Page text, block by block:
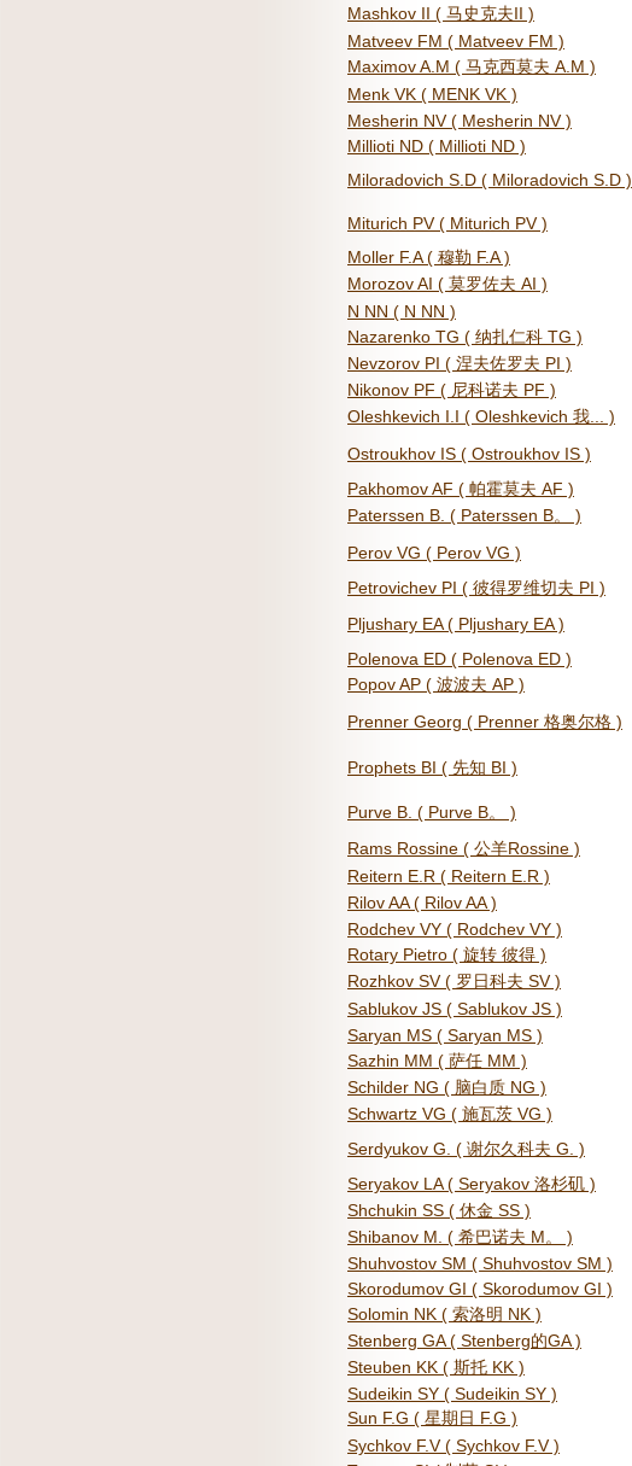
Mashkov II ( 马史克夫II )
Matveev FM ( Matveev FM )
Maximov A.M ( 马克西莫夫 A.M )
Menk VK ( MENK VK )
Mesherin NV ( Mesherin NV )
Millioti ND ( Millioti ND )
Miloradovich S.D ( Miloradovich S.D )
Miturich PV ( Miturich PV )
Moller F.A ( 穆勒 F.A )
Morozov AI ( 莫罗佐夫 AI )
N NN ( N NN )
Nazarenko TG ( 纳扎仁科 TG )
Nevzorov PI ( 涅夫佐罗夫 PI )
Nikonov PF ( 尼科诺夫 PF )
Oleshkevich I.I ( Oleshkevich 我... )
Ostroukhov IS ( Ostroukhov IS )
Pakhomov AF ( 帕霍莫夫 AF )
Paterssen B. ( Paterssen B。 )
Perov VG ( Perov VG )
Petrovichev PI ( 彼得罗维切夫 PI )
Pljushary EA ( Pljushary EA )
Polenova ED ( Polenova ED )
Popov AP ( 波波夫 AP )
Prenner Georg ( Prenner 格奥尔格 )
Prophets BI ( 先知 BI )
Purve B. ( Purve B。 )
Rams Rossine ( 公羊Rossine )
Reitern E.R ( Reitern E.R )
Rilov AA ( Rilov AA )
Rodchev VY ( Rodchev VY )
Rotary Pietro ( 旋转 彼得 )
Rozhkov SV ( 罗日科夫 SV )
Sablukov JS ( Sablukov JS )
Saryan MS ( Saryan MS )
Sazhin MM ( 萨任 MM )
Schilder NG ( 脑白质 NG )
Schwartz VG ( 施瓦茨 VG )
Serdyukov G. ( 谢尔久科夫 G. )
Seryakov LA ( Seryakov 洛杉矶 )
Shchukin SS ( 休金 SS )
Shibanov M. ( 希巴诺夫 M。 )
Shuhvostov SM ( Shuhvostov SM )
Skorodumov GI ( Skorodumov GI )
Solomin NK ( 索洛明 NK )
Stenberg GA ( Stenberg的GA )
Steuben KK ( 斯托 KK )
Sudeikin SY ( Sudeikin SY )
Sun F.G ( 星期日 F.G )
Sychkov F.V ( Sychkov F.V )